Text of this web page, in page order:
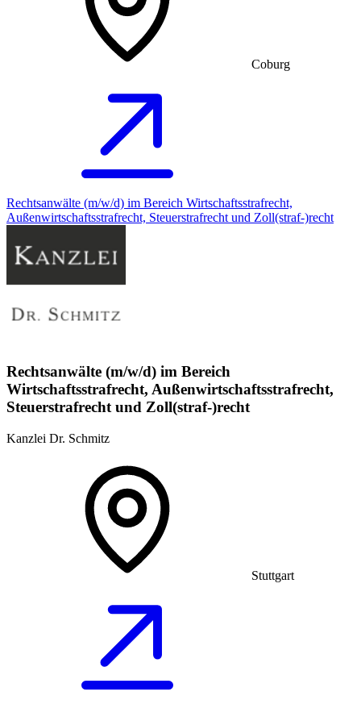
Coburg
Rechtsanwälte (m/w/d) im Bereich Wirtschaftsstrafrecht,
Außenwirtschaftsstrafrecht, Steuerstrafrecht und Zoll(straf-)recht
Rechtsanwälte (m/w/d) im Bereich
Wirtschaftsstrafrecht, Außenwirtschaftsstrafrecht,
Steuerstrafrecht und Zoll(straf-)recht
Kanzlei Dr. Schmitz
Stuttgart